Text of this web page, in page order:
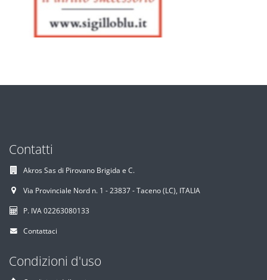
Contatti
Akros Sas di Pirovano Brigida e C.
Via Provinciale Nord n. 1 - 23837 - Taceno (LC), ITALIA
P. IVA 02263080133
Contattaci
Condizioni d'uso